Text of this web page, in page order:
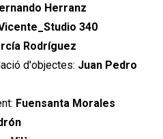
Herranz
340
Rodríguez
d'objectes: Juan Pedro
Fuensanta Morales